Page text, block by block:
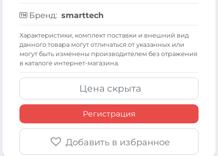
Бренд: smarttech
Xарактеристики, комплект поставки и внешний вид
данного товара могут отличаться от указанных или
могут быть изменены производителем без отражения
в каталоге интернет-магазина.
Цена скрыта
Регистрация
Добавить в избранное